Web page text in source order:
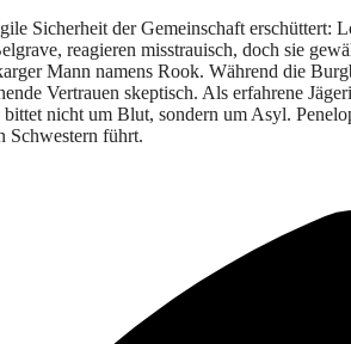
Sicherheit der Gemeinschaft
reagieren misstrauisch, doch sie
Mann namens Rook. Während die
Vertrauen skeptisch. Als erfahrene
nicht um Blut, sondern um Asyl.
Schwestern führt.